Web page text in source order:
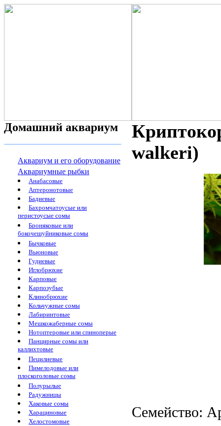
Домашний аквариум
Аквариум и его оборудование
Аквариумные рыбки
Анабасовые
Аптеронотовые
Бадиевые
Бахромчатоусые или
перистоусые сомы
Броняковые или
бокочешуйниковые сомы
Бычковые
Вьюновые
Гудиевые
Иглобрюхие
Карповые
Карпозубые
Клинобрюхие
Кольчужные сомы
Лабиринтовые
Мешкожаберные сомы
Нотоптеровые или спиноперые
Панцирные сомы или
каллихтовые
Пецилиевые
Пимелодовые или
плоскоголовые сомы
Полурылые
Радужницы
Хаковые сомы
Харациновые
Хелостомовые
walkeri)
Семейство: